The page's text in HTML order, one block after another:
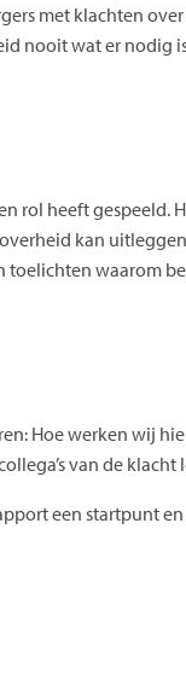
met klachten
nooit wat er nodig
rol heeft gespeeld.
kan
waarom
Hoe werken wij
van de klacht
een startpunt